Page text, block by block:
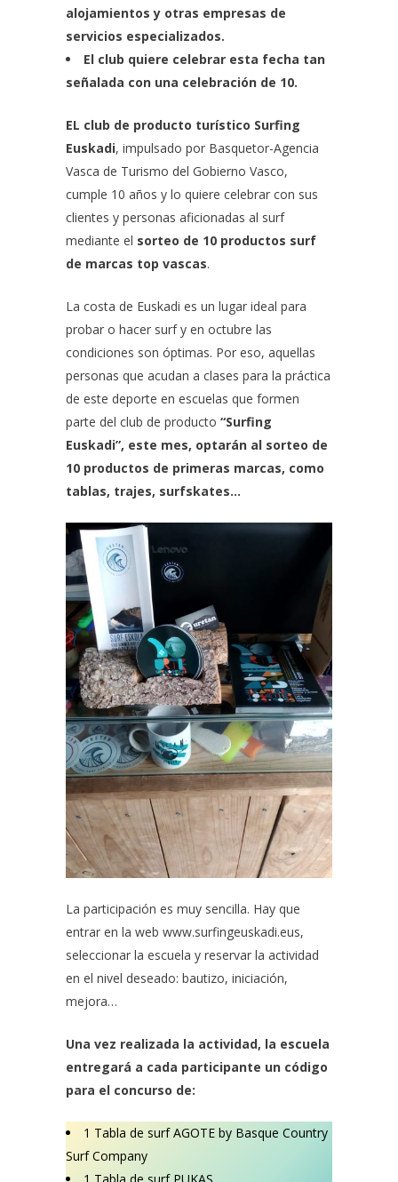
alojamientos y otras empresas de
servicios especializados.
El club quiere celebrar esta fecha tan
señalada con una celebración de 10.
EL club de producto turístico Surfing
Euskadi, impulsado por Basquetor-Agencia
Vasca de Turismo del Gobierno Vasco,
cumple 10 años y lo quiere celebrar con sus
clientes y personas aficionadas al surf
mediante el sorteo de 10 productos surf
de marcas top vascas.
La costa de Euskadi es un lugar ideal para
probar o hacer surf y en octubre las
condiciones son óptimas. Por eso, aquellas
personas que acudan a clases para la práctica
de este deporte en escuelas que formen
parte del club de producto “Surfing
Euskadi”, este mes, optarán al sorteo de
10 productos de primeras marcas, como
tablas, trajes, surfskates…
La participación es muy sencilla. Hay que
entrar en la web www.surfingeuskadi.eus,
seleccionar la escuela y reservar la actividad
en el nivel deseado: bautizo, iniciación,
mejora…
Una vez realizada la actividad, la escuela
entregará a cada participante un código
para el concurso de:
1 Tabla de surf AGOTE by Basque Country
Surf Company